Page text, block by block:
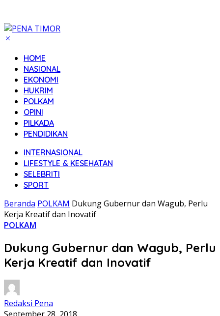
HOME
NASIONAL
EKONOMI
HUKRIM
POLKAM
OPINI
PILKADA
PENDIDIKAN
INTERNASIONAL
LIFESTYLE & KESEHATAN
SELEBRITI
SPORT
Beranda POLKAM Dukung Gubernur dan Wagub, Perlu
Kerja Kreatif dan Inovatif
POLKAM
Dukung Gubernur dan Wagub, Perlu
Kerja Kreatif dan Inovatif
Redaksi Pena